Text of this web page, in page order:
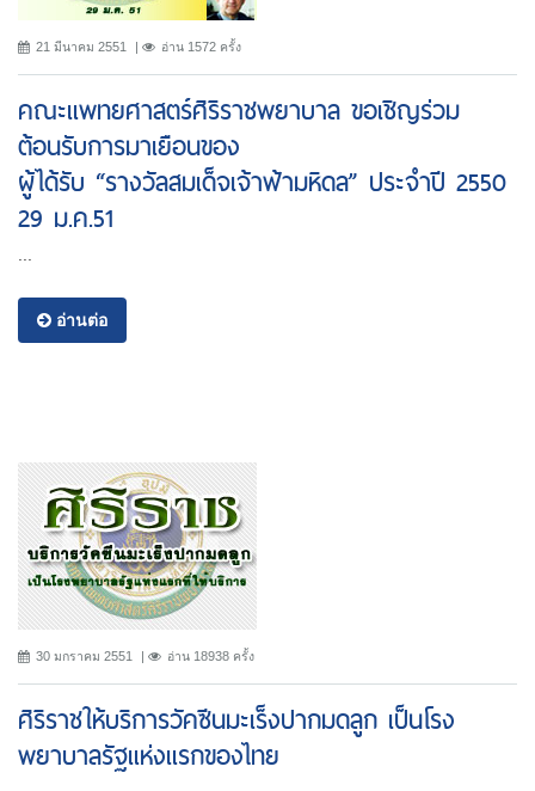
21 มีนาคม 2551 อ่าน 1572 ครั้ง
คณะแพทยศาสตร์ศิริราชพยาบาล ขอเชิญร่วม
ต้อนรับการมาเยือนของ
ผู้ได้รับ “รางวัลสมเด็จเจ้าฟ้ามหิดล” ประจำปี 2550
29 ม.ค.51
อ่านต่อ
30 มกราคม 2551 อ่าน 18938 ครั้ง
ศิริราชให้บริการวัคซีนมะเร็งปากมดลูก เป็นโรง
พยาบาลรัฐแห่งแรกของไทย